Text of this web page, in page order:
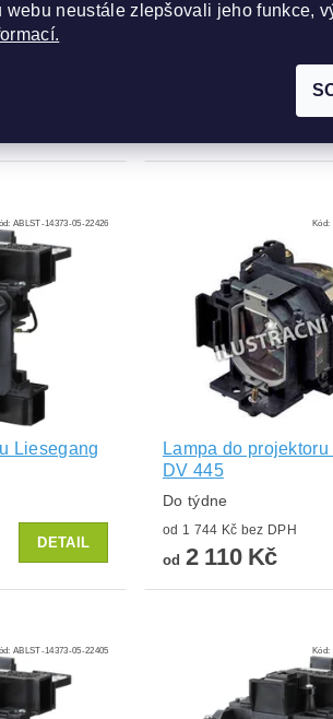
Liesegang
Lampa do projektoru
ABLST-14373-05-22426
Liesegang
DETAIL
Kód:
Lampa do
DV 445
Do týdne
od 1 744 Kč bez DPH
od 2 110 Kč
ABLST-14373-05-22405 Kód:
webu neustále zlepšovali jeho funkce,